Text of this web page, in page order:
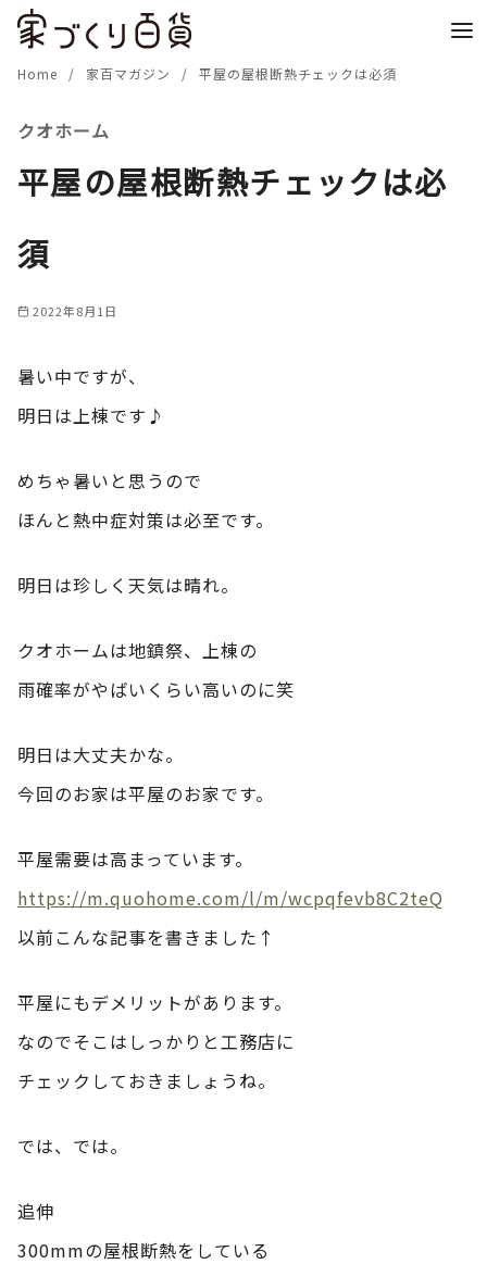
Home 家百マガジン 平屋の屋根断熱チェックは必須
クオホーム
平屋の屋根断熱チェックは必
須
2022年8月1日
暑い中ですが、
明日は上棟です♪
めちゃ暑いと思うので
ほんと熱中症対策は必至です。
明日は珍しく天気は晴れ。
クオホームは地鎮祭、上棟の
雨確率がやばいくらい高いのに笑
明日は大丈夫かな。
今回のお家は平屋のお家です。
平屋需要は高まっています。
https://m.quohome.com/l/m/wcpqfevb8C2teQ
以前こんな記事を書きました↑
平屋にもデメリットがあります。
なのでそこはしっかりと工務店に
チェックしておきましょうね。
では、では。
追伸
300mmの屋根断熱をしている